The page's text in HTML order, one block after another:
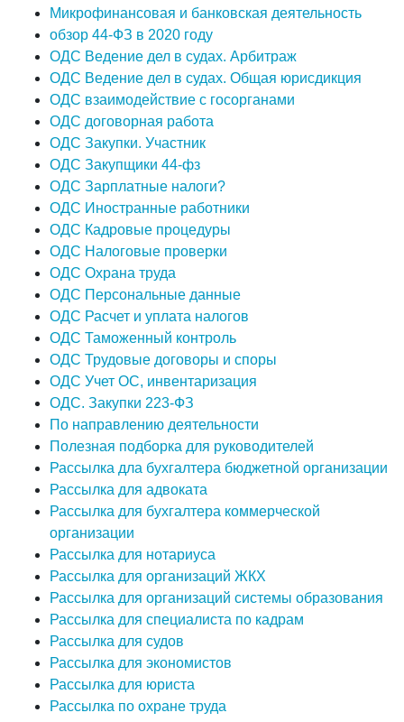
Микрофинансовая и банковская деятельность
обзор 44-ФЗ в 2020 году
ОДС Ведение дел в судах. Арбитраж
ОДС Ведение дел в судах. Общая юрисдикция
ОДС взаимодействие с госорганами
ОДС договорная работа
ОДС Закупки. Участник
ОДС Закупщики 44-фз
ОДС Зарплатные налоги?
ОДС Иностранные работники
ОДС Кадровые процедуры
ОДС Налоговые проверки
ОДС Охрана труда
ОДС Персональные данные
ОДС Расчет и уплата налогов
ОДС Таможенный контроль
ОДС Трудовые договоры и споры
ОДС Учет ОС, инвентаризация
ОДС. Закупки 223-ФЗ
По направлению деятельности
Полезная подборка для руководителей
Рассылка дла бухгалтера бюджетной организации
Рассылка для адвоката
Рассылка для бухгалтера коммерческой
организации
Рассылка для нотариуса
Рассылка для организаций ЖКХ
Рассылка для организаций системы образования
Рассылка для специалиста по кадрам
Рассылка для судов
Рассылка для экономистов
Рассылка для юриста
Рассылка по охране труда